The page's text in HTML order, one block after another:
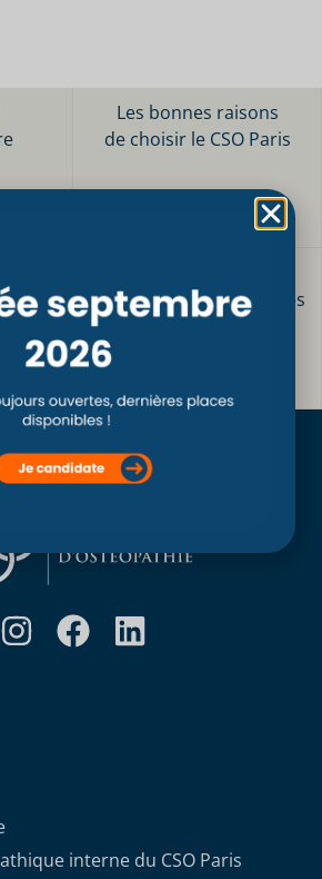
Les bonnes raisons
de choisir le CSO Paris
Journées Portes Ouvertes
interne du CSO Paris